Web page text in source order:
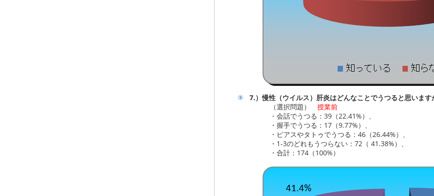
7.）慢性（ウイルス）肝炎はどんなことでうつると思います
（選択問題） 授業前
・会話でうつる：39（22.41%）、
・握手でうつる：17（9.77%）、
・ピアスやタトゥでうつる：46（26.44%）、
・1-3のどれもうつらない：72（ 41.38%）、
・合計：174（100%）